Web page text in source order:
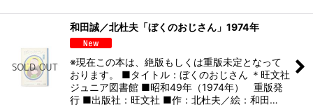
和田誠／北杜夫「ぼくのおじさん」1974年
※現在この本は、絶版もしくは重版未定となって
おります。 ■タイトル：ぼくのおじさん ＊旺文社
ジュニア図書館 ■昭和49年（1974年） 重版発
行 ■出版社：旺文社 ■作：北杜夫／絵：和田…